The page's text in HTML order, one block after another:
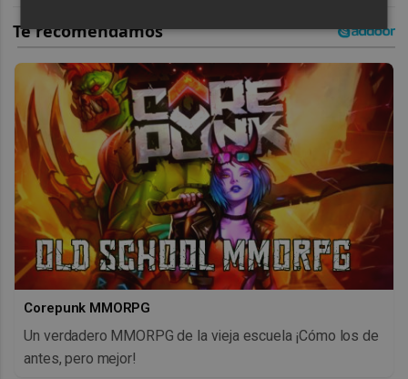
Corepunk MMORPG
Un verdadero MMORPG de la vieja escuela ¡Cómo los de
antes, pero mejor!